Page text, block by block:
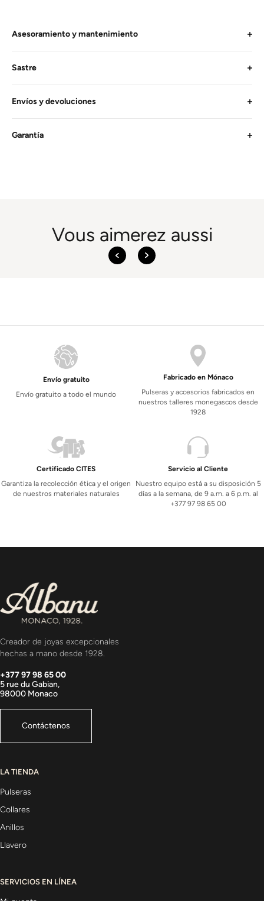
Asesoramiento y mantenimiento
Sastre
Envíos y devoluciones
Garantía
Vous aimerez aussi
Envío gratuito
Envío gratuito a todo el mundo
Fabricado en Mónaco
Pulseras y accesorios fabricados en
nuestros talleres monegascos desde
1928
Certificado CITES
Garantiza la recolección ética y el origen
de nuestros materiales naturales
Servicio al Cliente
Nuestro equipo está a su disposición 5
días a la semana, de 9 a.m. a 6 p.m. al
+377 97 98 65 00
Creador de joyas excepcionales
hechas a mano desde 1928.
+377 97 98 65 00
5 rue du Gabian,
98000 Monaco
Contáctenos
LA TIENDA
Pulseras
Collares
Anillos
Llavero
SERVICIOS EN LÍNEA